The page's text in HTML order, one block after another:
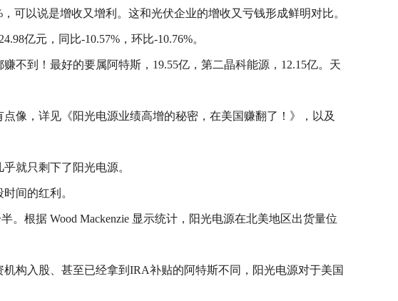
可以说是增收又增利。这和光伏企业的增收又亏钱形成鲜明对比。
亿元，同比-10.57%，环比-10.76%。
不到！最好的要属阿特斯，19.55亿，第二晶科能源，12.15亿。天
像，详见《阳光电源业绩高增的秘密，在美国赚翻了！》，以及
就只剩下了阳光电源。
间的红利。
。根据 Wood Mackenzie 显示统计，阳光电源在北美地区出货量位
构入股、甚至已经拿到IRA补贴的阿特斯不同，阳光电源对于美国